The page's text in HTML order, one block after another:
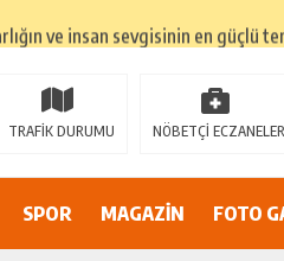
ve insan sevgisinin en güçlü
mi?
TRAFİK DURUMU NÖBETÇİ ECZANELER
SPOR MAGAZİN FOTO